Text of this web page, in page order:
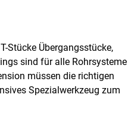
Stücke Übergangsstücke,
sind für alle Rohrsysteme
müssen die richtigen
Spezialwerkzeug zum